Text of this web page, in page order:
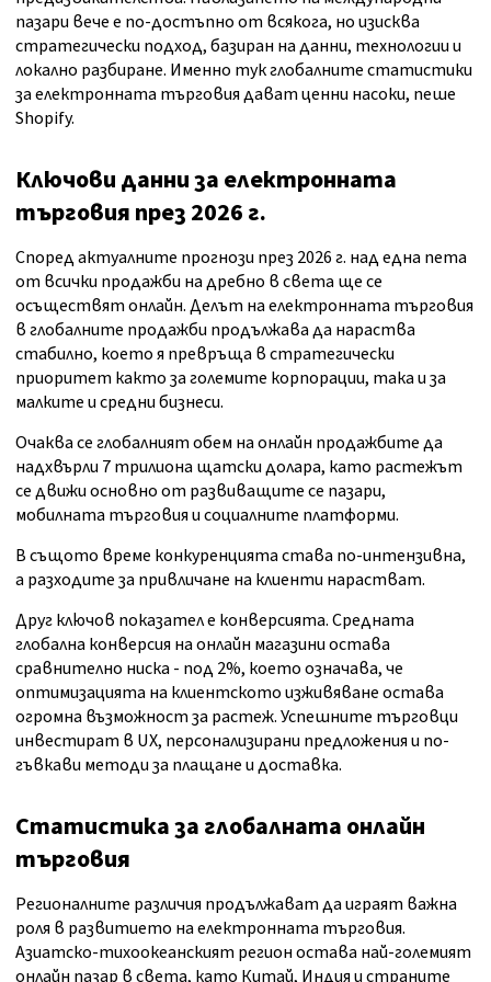
пазари вече е по-достъпно от всякога, но изисква
стратегически подход, базиран на данни, технологии и
локално разбиране. Именно тук глобалните статистики
за електронната търговия дават ценни насоки, пеше
Shopify.
Ключови данни за електронната
търговия през 2026 г.
Според актуалните прогнози през 2026 г. над една пета
от всички продажби на дребно в света ще се
осъществят онлайн. Делът на електронната търговия
в глобалните продажби продължава да нараства
стабилно, което я превръща в стратегически
приоритет както за големите корпорации, така и за
малките и средни бизнеси.
Очаква се глобалният обем на онлайн продажбите да
надхвърли 7 трилиона щатски долара, като растежът
се движи основно от развиващите се пазари,
мобилната търговия и социалните платформи.
В същото време конкуренцията става по-интензивна,
а разходите за привличане на клиенти нарастват.
Друг ключов показател е конверсията. Средната
глобална конверсия на онлайн магазини остава
сравнително ниска - под 2%, което означава, че
оптимизацията на клиентското изживяване остава
огромна възможност за растеж. Успешните търговци
инвестират в UX, персонализирани предложения и по-
гъвкави методи за плащане и доставка.
Статистика за глобалната онлайн
търговия
Регионалните различия продължават да играят важна
роля в развитието на електронната търговия.
Азиатско-тихоокеанският регион остава най-големият
онлайн пазар в света, като Китай, Индия и страните